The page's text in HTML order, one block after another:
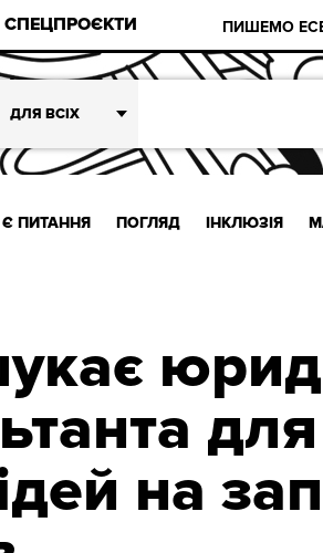
СПЕЦПРОЄКТИ ПИШЕМО
ДЛЯ ВСІХ
Є ПИТАННЯ ПОГЛЯД ІНКЛЮЗІЯ
для
на